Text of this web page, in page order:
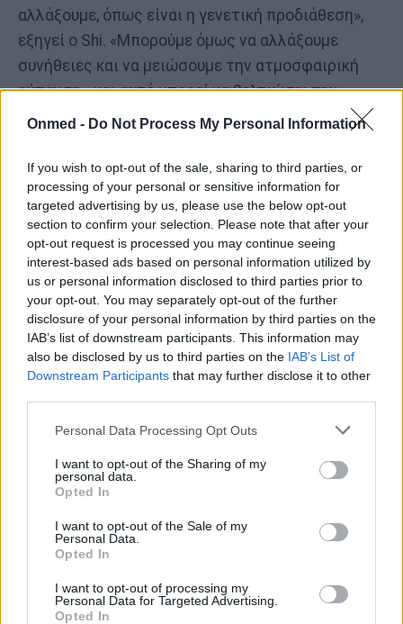
Onmed - Do Not Process My Personal Information
If you wish to opt-out of the sale, sharing to third parties, or
processing of your personal or sensitive information for
targeted advertising by us, please use the below opt-out
section to confirm your selection. Please note that after your
opt-out request is processed you may continue seeing
interest-based ads based on personal information utilized by
us or personal information disclosed to third parties prior to
your opt-out. You may separately opt-out of the further
disclosure of your personal information by third parties on the
IAB’s list of downstream participants. This information may
also be disclosed by us to third parties on the IAB’s List of
Downstream Participants that may further disclose it to other
Personal Data Processing Opt Outs
I want to opt-out of the Sharing of my
personal data.
Opted In
I want to opt-out of the Sale of my
Personal Data.
Opted In
I want to opt-out of processing my
Personal Data for Targeted Advertising.
Opted In
αλλάξουμε, όπως είναι η γενετική προδιάθεση»,
εξηγεί ο Shi. «Μπορούμε όμως να αλλάξουμε
συνήθειες και να μειώσουμε την ατμοσφαιρική
ρύπανση - και αυτό μπορεί να βελτιώσει την
όραση».
παραμονή σε εξωτερικούς χώρους μπορεί να
μειώσει τον κίνδυνο μυωπίας . Ωστόσο, στη
συγκεκριμένη μελέτη, ο χρόνος σε εξωτερικό
περιβάλλον φάνηκε να έχει περιορισμένη
επίδραση.
«Ανησυχώ μήπως αυτή η μη συμβατική
προσέγγιση μας δίνει και μια μη συμβατική
απάντηση», δήλωσε ο Δρ. Donald Mutti, καθηγητής
Οπτομετρίας στο Πανεπιστήμιο του Οχάιο, ο
οποίος δεν συμμετείχε στην έρευνα.
Παρά τις επιφυλάξεις, τα ευρήματα ενισχύουν την
επιστημονική τεκμηρίωση που συνδέει την
Άλλες μελέτες έχουν επίσης δείξει ότι η ρύπανση
μπορεί να επιδεινώσει τη φλεγμονή των ματιών
και να συμβάλλει στην πρόοδο της μυωπίας.